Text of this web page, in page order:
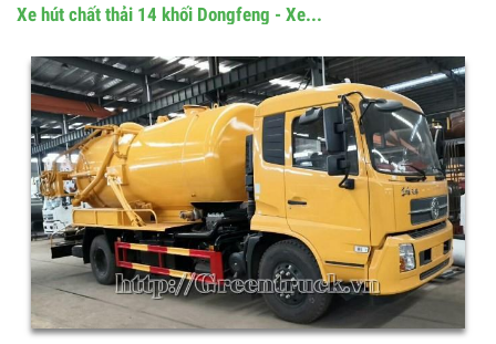
Xe hút chất thải 14 khối Dongfeng - Xe...